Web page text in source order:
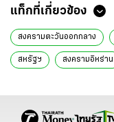
แท็กที่เกี่ยวข้อง
สงครามตะวันออกกลาง
สหรัฐฯ สงครามอิหร่าน